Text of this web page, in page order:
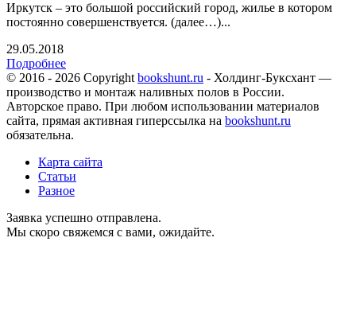
Иркутск – это большой российский город, жилье в котором
постоянно совершенствуется. (далее…)...
29.05.2018
Подробнее
© 2016 - 2026 Copyright bookshunt.ru - Холдинг-Буксхант —
производство и монтаж наливных полов в России.
Авторское право. При любом использовании материалов
сайта, прямая активная гиперссылка на bookshunt.ru
обязательна.
Карта сайта
Статьи
Разное
Заявка успешно отправлена.
Мы скоро свяжемся с вами, ожидайте.